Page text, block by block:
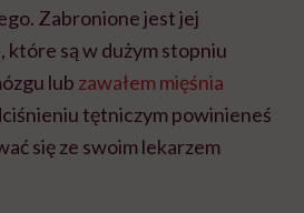
Zabronione jest jej
które są w dużym stopniu
lub zawałem mięśnia
tętniczym powinieneś
się ze swoim lekarzem